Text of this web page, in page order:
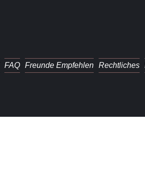
FAQ Freunde Empfehlen Rechtliches